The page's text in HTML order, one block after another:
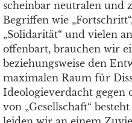
scheinbar neutralen und
Begriffen wie
„Solidarität“ und vielen
offenbart, brauchen wir
beziehungsweise den
maximalen Raum für
Ideologieverdacht gegen
von „Gesellschaft“